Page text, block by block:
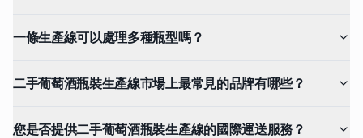
一條生產線可以處理多種瓶型嗎？
二手葡萄酒瓶裝生產線市場上最常見的品牌有哪些？
您是否提供二手葡萄酒瓶裝生產線的國際運送服務？